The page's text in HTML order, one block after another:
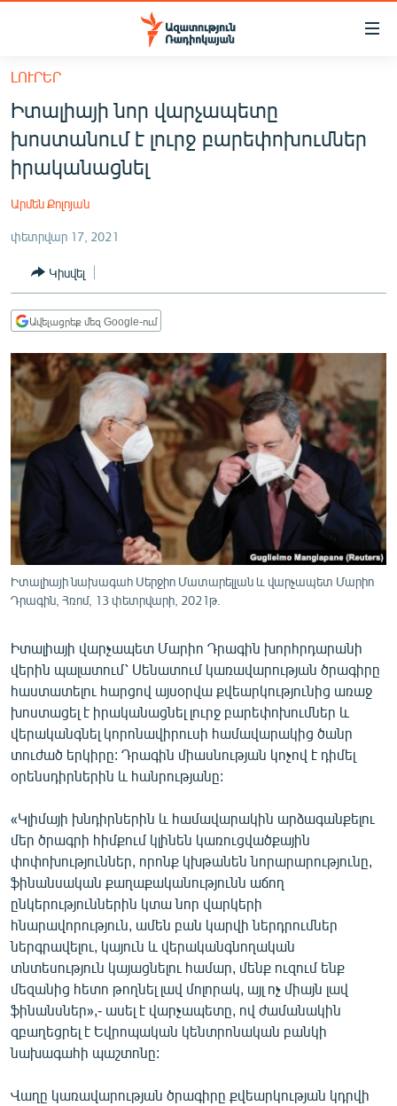
Մատչելիության
հիմնական
բովանդակությանը
Անցնել
հիմնական
մենյուին
ՀԱՅԱՍՏԱՆ
ՔԱՂԱՔԱԿԱՆ
ՏՆՏԵՍՈՒԹՅՈՒՆ
ՂԱՐԱԲԱՂ
ՏԱՐԱԾԱՇՐՋԱՆ
ՄԻՋԱԶԳԱՅԻՆ
ՄՇԱԿՈՒՅԹ
ՍՊՈՐՏ
ՄԵԿՆԱԲԱՆՈՒԹՅՈՒՆ
ՏՏ ԵՒ ԻՆՏԵՐՆԵՏ
ԱՐԽԻՎ
ԲԱՆԱՎԵՃ
ՁԳՏԵԼՈՎ ԼԱՎԱԳՈՒՅՆԻՆ
ՓՈԴՔԱՍԹ
Հայերեն
English
Русский
ՀԵՏԵՎԵՔ ՄԵԶ
«Ազատության» բոլոր կայքերը
ԼՈՒՐԵՐ
Իտալիայի նոր վարչապետը
խոստանում է լուրջ բարեփոխումներ
իրականացնել
Արմեն Քոլոյան
փետրվար 17, 2021
Կիսվել
Ավելացրեք մեզ Google-ում
Իտալիայի նախագահ Սերջիո Մատարելլան և վարչապետ Մարիո
Դրագին, Հռոմ, 13 փետրվարի, 2021թ.
Իտալիայի վարչապետ Մարիո Դրագին խորհրդարանի
վերին պալատում՝ Սենատում կառավարության ծրագիրը
հաստատելու հարցով այսօրվա քվեարկությունից առաջ
խոստացել է իրականացնել լուրջ բարեփոխումներ և
վերականգնել կորոնավիրուսի համավարակից ծանր
տուժած երկիրը: Դրագին միասնության կոչով է դիմել
օրենսդիրներին և հանրությանը:
«Կլիմայի խնդիրներին և համավարակին արձագանքելու
մեր ծրագրի հիմքում կլինեն կառուցվածքային
փոփոխություններ, որոնք կխթանեն նորարարությունը,
ֆինանսական քաղաքականությունն աճող
ընկերություններին կտա նոր վարկերի
հնարավորություն, ամեն բան կարվի ներդրումներ
ներգրավելու, կայուն և վերականգնողական
տնտեսություն կայացնելու համար, մենք ուզում ենք
մեզանից հետո թողնել լավ մոլորակ, այլ ոչ միայն լավ
ֆինանսներ»,- ասել է վարչապետը, ով ժամանակին
զբաղեցրել է Եվրոպական կենտրոնական բանկի
նախագահի պաշտոնը:
Վաղը կառավարության ծրագիրը քվեարկության կդրվի